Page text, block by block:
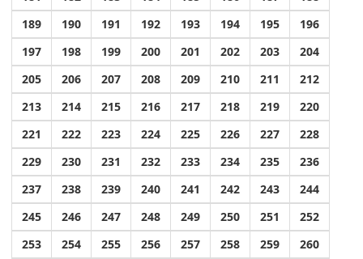
189
190 191 192 193 194 195
196
197
198 199 200 201 202 203
204
205
206 207 208 209 210 211
212
213
214 215 216 217 218 219
220
221
222 223 224 225 226 227
228
229
230 231 232 233 234 235
236
237
238 239 240 241 242 243
244
245
246 247 248 249 250 251
252
253
254 255 256 257 258 259
260